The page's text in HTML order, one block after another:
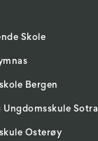
Skole
Bergen
Ungdomsskule Sotra
Osterøy